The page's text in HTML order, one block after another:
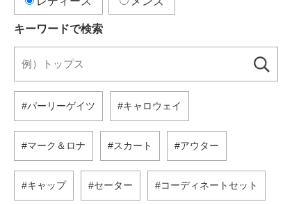
キーワードで検索
パーリーゲイツ キャロウェイ
マーク＆ロナ スカート アウター
キャップ セーター コーディネートセット